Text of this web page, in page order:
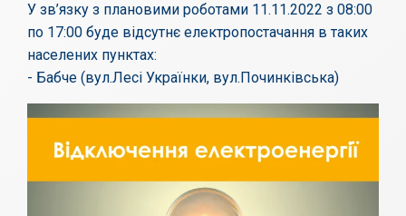
У зв’язку з плановими роботами 11.11.2022 з 08:00
по 17:00 буде відсутнє електропостачання в таких
населених пунктах:
- Бабче (вул.Лесі Українки, вул.Починківська)